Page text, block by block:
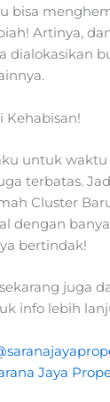
bisa
Artinya,
dialokasikan
Kehabisan!
untuk
terbatas.
Cluster
dengan
bertindak!
juga
info lebih
Jaya